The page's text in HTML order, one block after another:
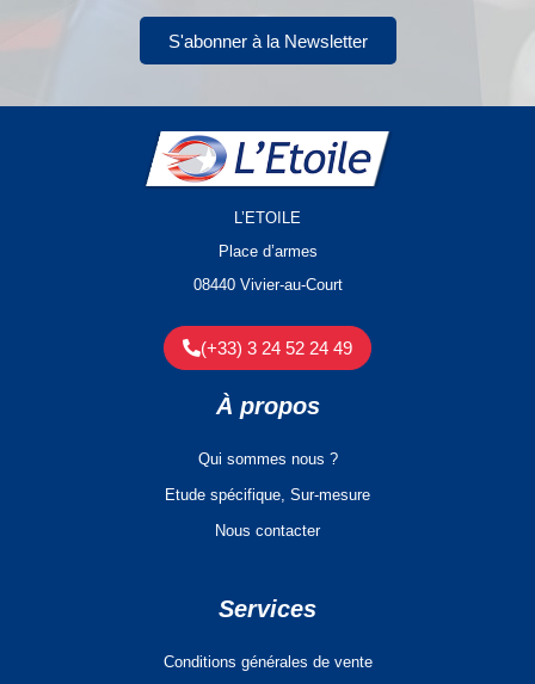
S'abonner à la Newsletter
L’ETOILE
Place d’armes
08440 Vivier-au-Court
(+33) 3 24 52 24 49
À propos
Qui sommes nous ?
Etude spécifique, Sur-mesure
Nous contacter
Services
Conditions générales de vente